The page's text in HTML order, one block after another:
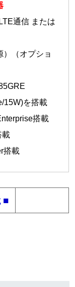
通信 または
）（オプショ
15W)を搭載
搭載
載
搭載
■